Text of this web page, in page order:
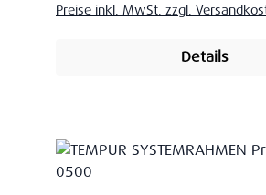
Preise inkl. MwSt. zzgl.
Details